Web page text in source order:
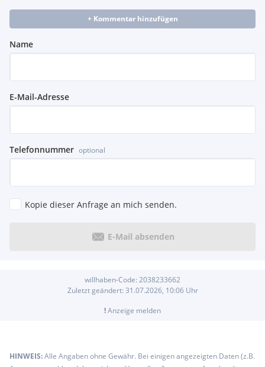
+ Kommentar hinzufügen
Name
E-Mail-Adresse
Telefonnummer optional
Kopie dieser Anfrage an mich senden.
E-Mail absenden
willhaben-Code: 2038233662
Zuletzt geändert: 31.07.2026, 10:06Uhr
!Anzeige melden
HINWEIS:Alle Angaben ohne Gewähr. Bei einigen angezeigten Daten (z.B.